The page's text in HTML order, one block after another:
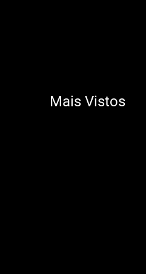
Mais Vistos